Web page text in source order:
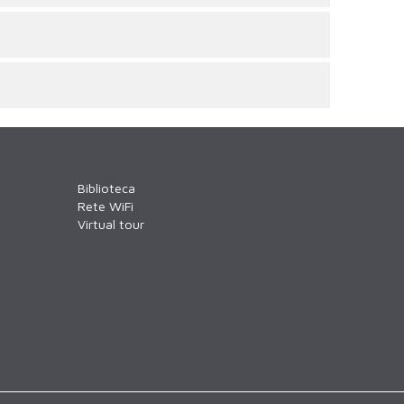
Biblioteca
Rete WiFi
Virtual tour